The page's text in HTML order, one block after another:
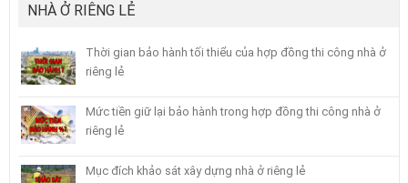
NHÀ Ở RIÊNG LẺ
Thời gian bảo hành tối thiểu của hợp đồng thi công nhà ở
riêng lẻ
Mức tiền giữ lại bảo hành trong hợp đồng thi công nhà ở
riêng lẻ
Mục đích khảo sát xây dựng nhà ở riêng lẻ